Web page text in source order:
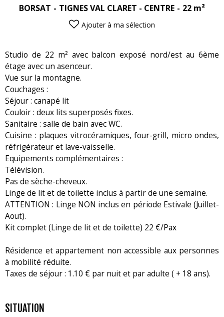
BORSAT TIGNES VAL CLARET - CENTRE 22 m²
Ajouter à ma sélection
Studio de 22 m² avec balcon exposé nord/est au 6ème
étage avec un asenceur.
Vue sur la montagne.
Couchages :
Séjour : canapé lit
Couloir : deux lits superposés fixes.
Sanitaire : salle de bain avec WC.
Cuisine : plaques vitrocéramiques, four-grill, micro ondes,
réfrigérateur et lave-vaisselle.
Equipements complémentaires :
Télévision.
Pas de sèche-cheveux.
Linge de lit et de toilette inclus à partir de une semaine.
ATTENTION : Linge NON inclus en période Estivale (Juillet-
Aout).
Kit complet (Linge de lit et de toilette) 22 €/Pax
Résidence et appartement non accessible aux personnes
à mobilité réduite.
Taxes de séjour : 1.10 € par nuit et par adulte ( + 18 ans).
SITUATION